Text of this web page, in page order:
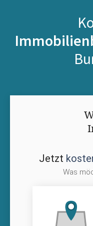
Jetzt
Was